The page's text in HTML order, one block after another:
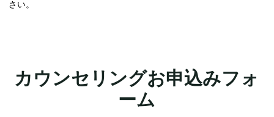
さい。
カウンセリングお申込みフォ
ーム